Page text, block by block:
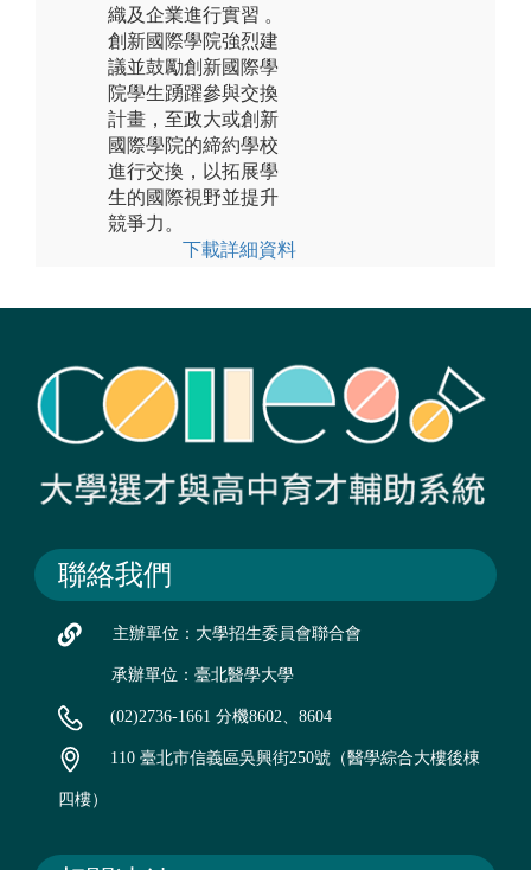
織及企業進行實習 。
創新國際學院強烈建
議並鼓勵創新國際學
院學生踴躍參與交換
計畫，至政大或創新
國際學院的締約學校
進行交換，以拓展學
生的國際視野並提升
競爭力。
下載詳細資料
聯絡我們
主辦單位：大學招生委員會聯合會
承辦單位：臺北醫學大學
(02)2736-1661 分機8602、8604
110 臺北市信義區吳興街250號（醫學綜合大樓後棟
四樓）